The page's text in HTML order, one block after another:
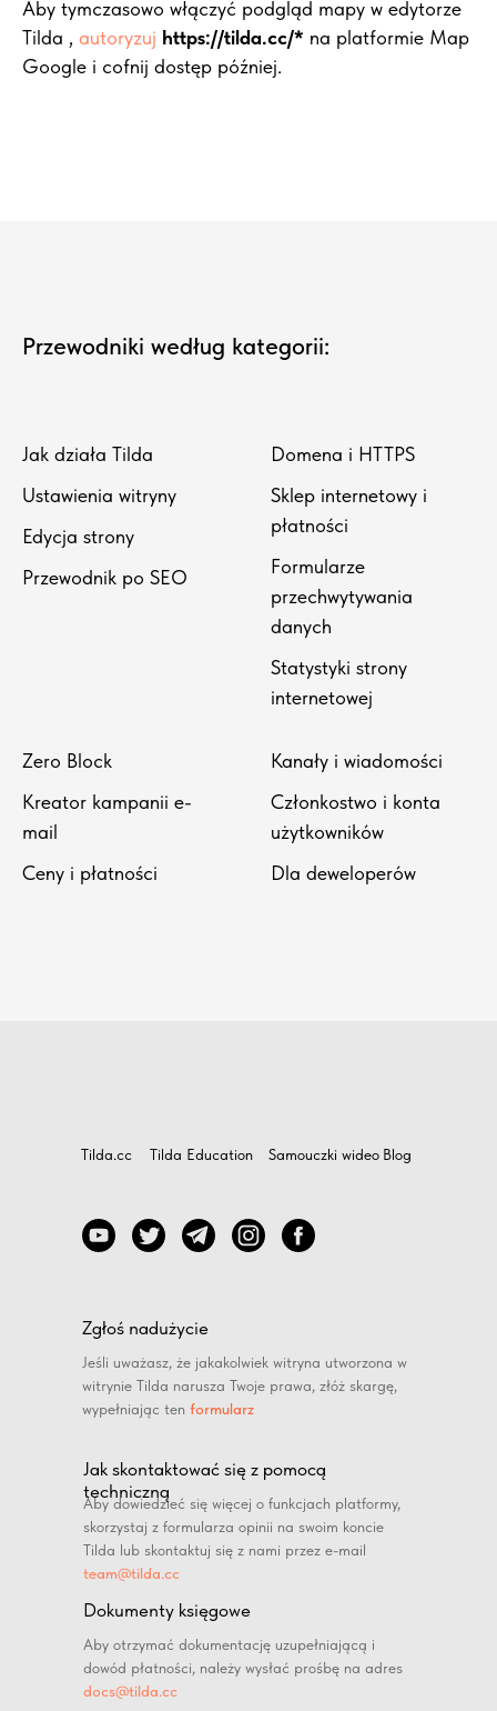
Aby tymczasowo włączyć podgląd mapy w edytorze
Tilda , autoryzuj https://tilda.cc/* na platformie Map
Google i cofnij dostęp później.
Przewodniki według kategorii:
Jak działa Tilda
Ustawienia witryny
Edycja strony
Przewodnik po SEO
Domena i HTTPS
Sklep internetowy i
płatności
Formularze
przechwytywania
danych
Statystyki strony
internetowej
Zero Block
Kreator kampanii e-
mail
Ceny i płatności
Kanały i wiadomości
Członkostwo i konta
użytkowników
Dla deweloperów
Tilda.cc Tilda Education Samouczki wideo Blog
Zgłoś nadużycie
Jeśli uważasz, że jakakolwiek witryna utworzona w
witrynie Tilda narusza Twoje prawa, złóż skargę,
wypełniając ten formularz
Jak skontaktować się z pomocą
techniczną
Aby dowiedzieć się więcej o funkcjach platformy,
skorzystaj z formularza opinii na swoim koncie
Tilda lub skontaktuj się z nami przez e-mail
team@tilda.cc
Dokumenty księgowe
Aby otrzymać dokumentację uzupełniającą i
dowód płatności, należy wysłać prośbę na adres
docs@tilda.cc